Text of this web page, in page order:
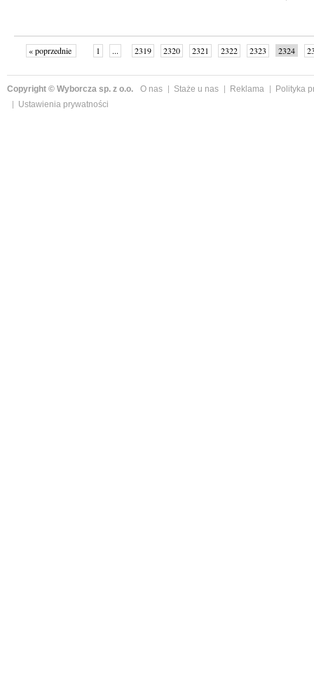
« poprzednie 1 ... 2319 2320 2321 2322 2323 2324
Copyright © Wyborcza sp. z o.o. O nas Staże u nas Reklama
Polityka
Ustawienia prywatności